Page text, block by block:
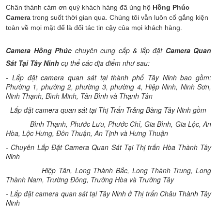
Chân thành cảm ơn quý khách hàng đã ủng hộ Hồng Phúc
Camera trong suốt thời gian qua. Chúng tôi vẫn luôn cố gắng kiện
toàn về mọi mặt để là đối tác tin cậy của mọi khách hàng.
Camera Hồng Phúc chuyên cung cấp & lắp đặt Camera Quan
Sát Tại Tây Ninh cụ thể các địa điểm như sau:
- Lắp đặtcamera quan sát tại thành phố Tây Ninhbao gồm:
Phường 1, phường 2, phường 3, phường 4, Hiệp Ninh, Ninh Sơn,
Ninh Thạnh, Bình Minh, Tân Bình và Thạnh Tân
- Lắp đặtcamera quan sát tại Thị Trấn Trảng Bàng Tây Ninh gồm
Bình Thạnh, Phước Lưu, Phước Chỉ, Gia Bình, Gia Lộc, An
Hòa, Lộc Hưng, Đôn Thuận, An Tịnh và Hưng Thuận
- Chuyên Lắp Đặt Camera Quan Sát Tại Thị trấn Hòa Thành Tây
Ninh
Hiệp Tân, Long Thành Bắc, Long Thành Trung, Long
Thành Nam, Trường Đông, Trường Hòa và Trường Tây
- Lắp đặtcamera quan sát tại Tây Ninh ở Thị trấn Châu Thành Tây
Ninh